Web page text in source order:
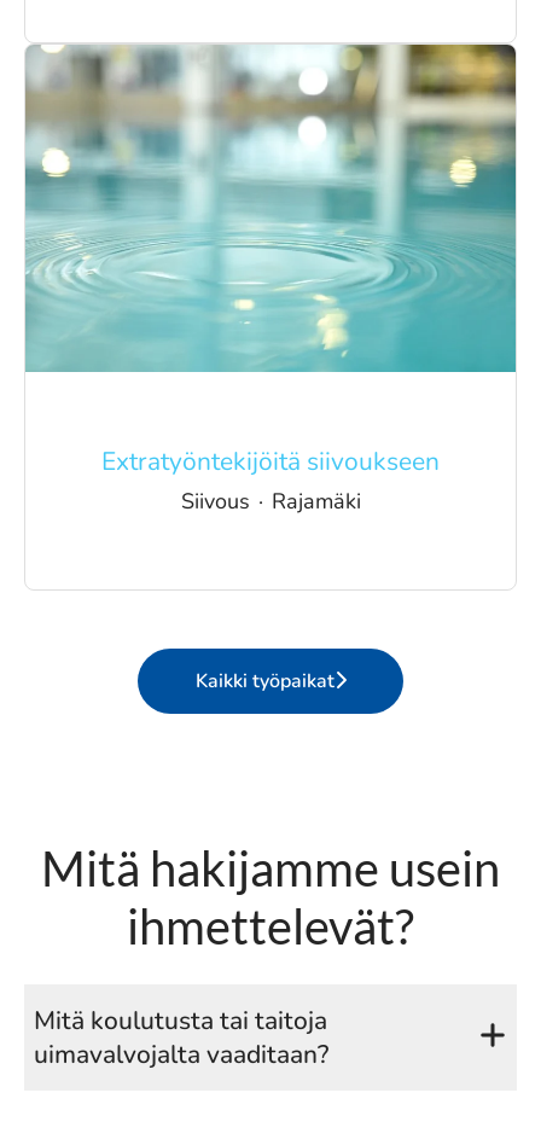
Extratyöntekijöitä siivoukseen
Siivous · Rajamäki
Kaikki työpaikat
Mitä hakijamme usein
ihmettelevät?
Mitä koulutusta tai taitoja
uimavalvojalta vaaditaan?